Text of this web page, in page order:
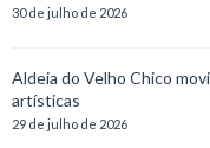
30 de julho de 2026
Aldeia do Velho Chico
artísticas
29 de julho de 2026